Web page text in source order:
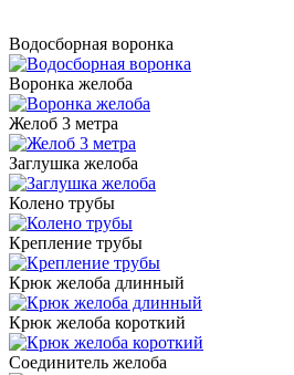
Водосборная воронка
Воронка желоба
Желоб 3 метра
Заглушка желоба
Колено трубы
Крепление трубы
Крюк желоба длинный
Крюк желоба короткий
Соединитель желоба